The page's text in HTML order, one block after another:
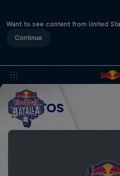
Want to see content from United
Continue
EVENTOS